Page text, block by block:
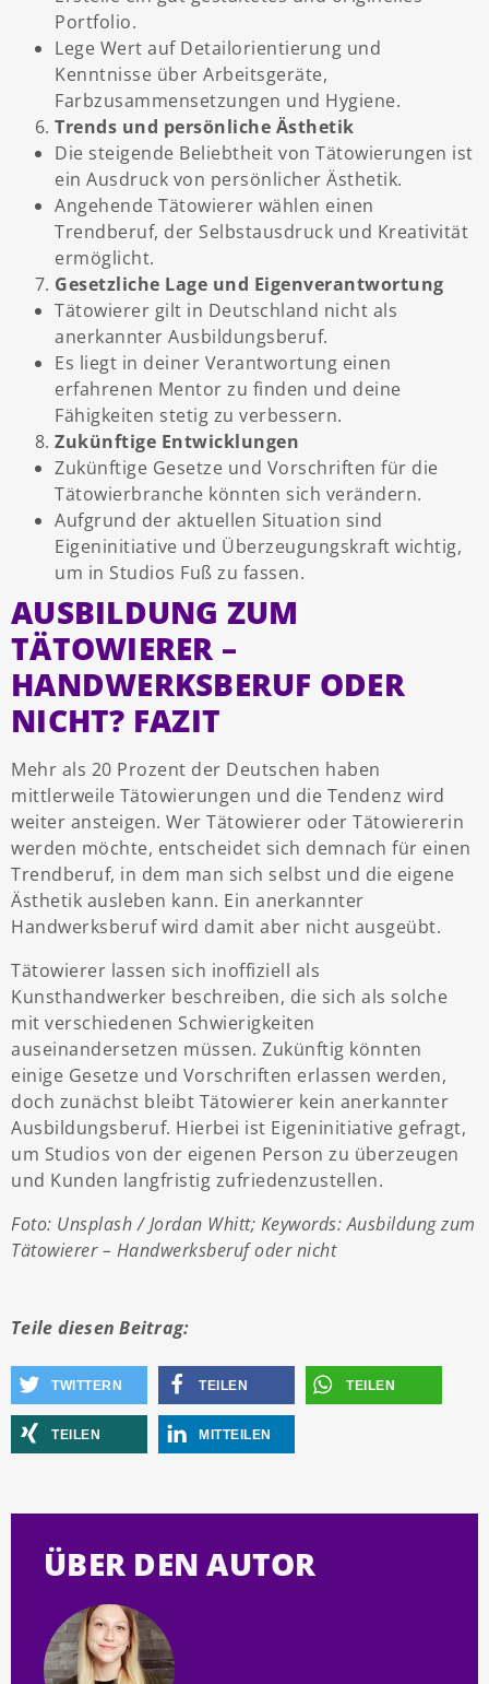
Portfolio.
Lege Wert auf Detailorientierung und
Kenntnisse über Arbeitsgeräte,
Farbzusammensetzungen und Hygiene.
Trends und persönliche Ästhetik
Die steigende Beliebtheit von Tätowierungen ist
ein Ausdruck von persönlicher Ästhetik.
Angehende Tätowierer wählen einen
Trendberuf, der Selbstausdruck und Kreativität
ermöglicht.
Gesetzliche Lage und Eigenverantwortung
Tätowierer gilt in Deutschland nicht als
anerkannter Ausbildungsberuf.
Es liegt in deiner Verantwortung einen
erfahrenen Mentor zu finden und deine
Fähigkeiten stetig zu verbessern.
Zukünftige Entwicklungen
Zukünftige Gesetze und Vorschriften für die
Tätowierbranche könnten sich verändern.
Aufgrund der aktuellen Situation sind
Eigeninitiative und Überzeugungskraft wichtig,
um in Studios Fuß zu fassen.
AUSBILDUNG ZUM
TÄTOWIERER –
HANDWERKSBERUF ODER
NICHT? FAZIT
Mehr als 20 Prozent der Deutschen haben
mittlerweile Tätowierungen und die Tendenz wird
weiter ansteigen. Wer Tätowierer oder Tätowiererin
werden möchte, entscheidet sich demnach für einen
Trendberuf, in dem man sich selbst und die eigene
Ästhetik ausleben kann. Ein anerkannter
Handwerksberuf wird damit aber nicht ausgeübt.
Tätowierer lassen sich inoffiziell als
Kunsthandwerker beschreiben, die sich als solche
mit verschiedenen Schwierigkeiten
auseinandersetzen müssen. Zukünftig könnten
einige Gesetze und Vorschriften erlassen werden,
doch zunächst bleibt Tätowierer kein anerkannter
Ausbildungsberuf. Hierbei ist Eigeninitiative gefragt,
um Studios von der eigenen Person zu überzeugen
und Kunden langfristig zufriedenzustellen.
Foto: Unsplash / Jordan Whitt; Keywords: Ausbildung zum
Tätowierer – Handwerksberuf oder nicht
Teile diesen Beitrag:
TWITTERN TEILEN TEILEN
TEILEN MITTEILEN
ÜBER DEN AUTOR